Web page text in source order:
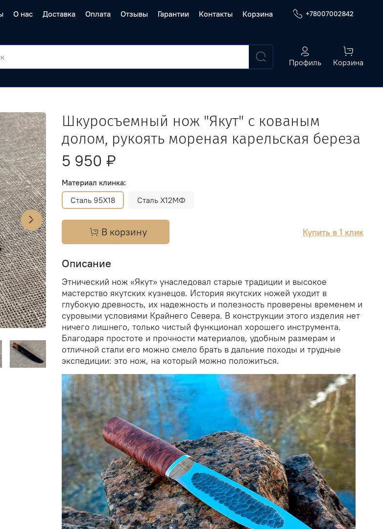
О нас Доставка Оплата Отзывы Гарантии Контакты Корзина +78007002842
Профиль Корзина
Шкуросъемный нож "Якут" с кованым
долом, рукоять мореная карельская береза
5 950 ₽
Материал клинка:
Сталь 95Х18
Сталь Х12МФ
В корзину Купить в 1 клик
Описание
Этнический нож «Якут» унаследовал старые традиции и высокое
мастерство якутских кузнецов. История якутских ножей уходит в
глубокую древность, их надежность и полезность проверены временем и
суровыми условиями Крайнего Севера. В конструкции этого изделия нет
ничего лишнего, только чистый функционал хорошего инструмента.
Благодаря простоте и прочности материалов, удобным размерам и
отличной стали его можно смело брать в дальние походы и трудные
экспедиции: это нож, на который можно положиться.